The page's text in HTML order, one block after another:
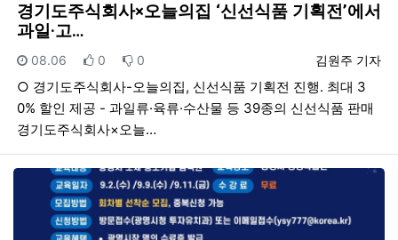
경기도주식회사×오늘의집 ‘신선식품 기획전’에서
과일·고…
등록자
김원주 기자
등록일
08.06 추천
0 비추천
0
○ 경기도주식회사-오늘의집, 신선식품 기획전 진행. 최대 3
0% 할인 제공 - 과일류·육류·수산물 등 39종의 신선식품 판매
경기도주식회사×오늘…